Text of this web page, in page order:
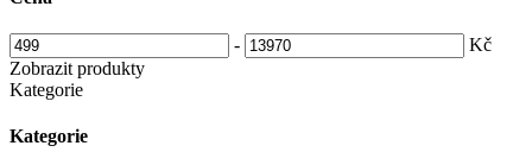
-
Kč
Zobrazit produkty
Kategorie
Kategorie